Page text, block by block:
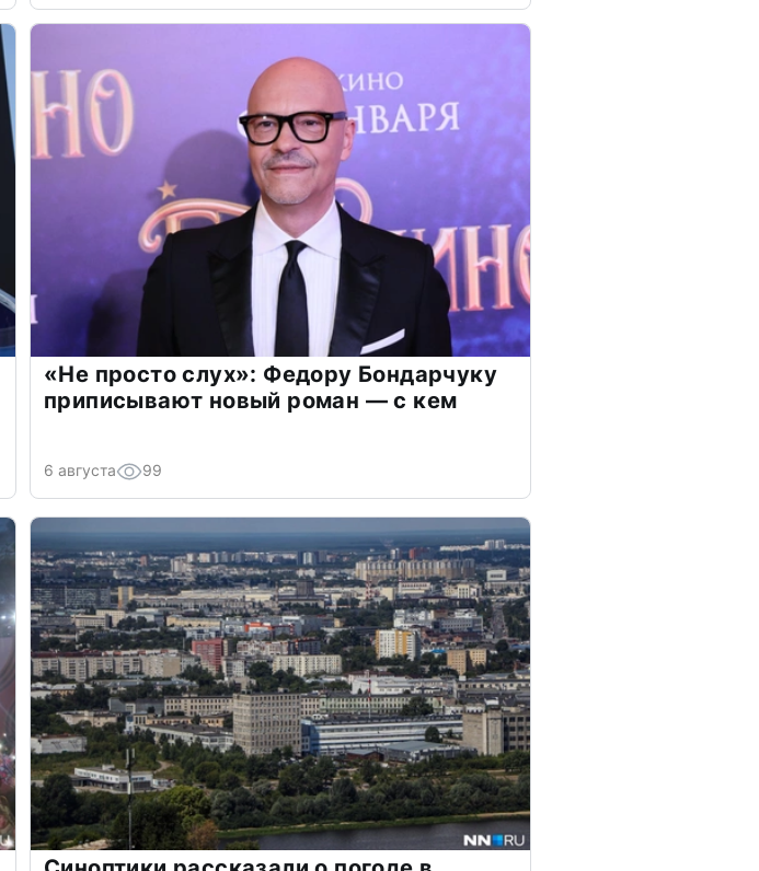
«Не просто слух»: Федору Бондарчуку
приписывают новый роман — с кем
6 августа 99